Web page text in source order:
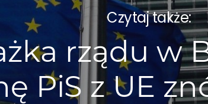
Czytaj także:
rządu w
PiS z UE